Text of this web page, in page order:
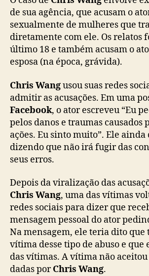
de sua agência, que acusam o
sexualmente de mulheres que
diretamente com ele. Os relatos
último 18 e também acusam o
esposa (na época, grávida).
Chris Wangusou suas redes
admitir as acusações. Em uma
Facebook, o ator escreveu “Eu
pelos danos e traumas causados
ações. Eu sinto muito”. Ele
dizendo que não irá fugir das
seus erros.
Depois da viralização das
Chris Wang, uma das vítimas
redes sociais para dizer que
mensagem pessoal do ator
Na mensagem, ele teria dito
vítima desse tipo de abuso e
das vítimas. A vítima não aceitou
dadas porChris Wang.